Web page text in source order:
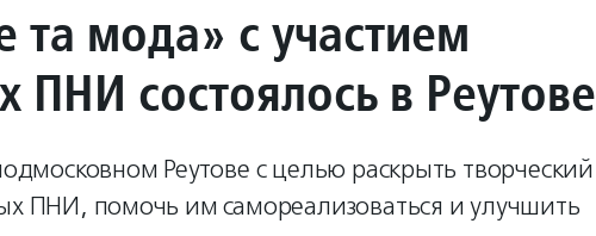
мода» с участием
ПНИ состоялось в Реутове
Реутове с целью раскрыть творческий
ПНИ, помочь им самореализоваться и улучшить